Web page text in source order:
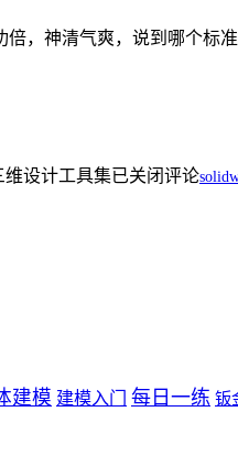
，神清气爽，说到哪个标
维设计工具集已关闭评论
建模 建模入门 每日一练 钣